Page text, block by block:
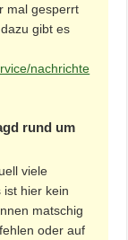
mal gesperrt
gibt es
nachrichte
rund um
viele
ist hier kein
matschig
oder auf